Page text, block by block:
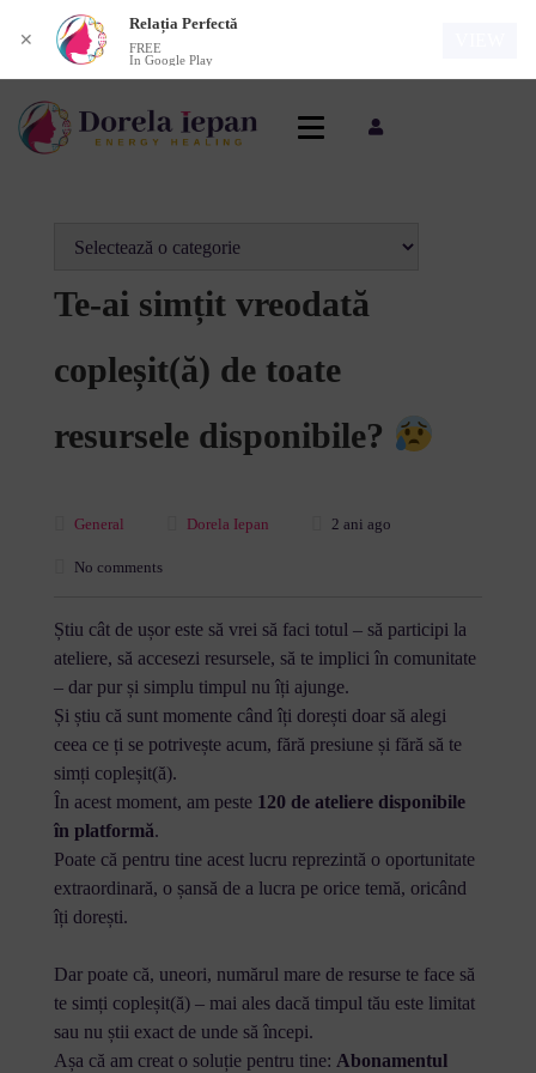
Te-ai simțit vreodată
copleșit(ă) de toate
resursele disponibile?
General Dorela Iepan 2 ani ago
No comments
Știu cât de ușor este să vrei să faci totul – să participi la
ateliere, să accesezi resursele, să te implici în comunitate
– dar pur și simplu timpul nu îți ajunge.
Și știu că sunt momente când îți dorești doar să alegi
ceea ce ți se potrivește acum, fără presiune și fără să te
simți copleșit(ă).
În acest moment, am peste 120 de ateliere disponibile
în platformă.
Poate că pentru tine acest lucru reprezintă o oportunitate
extraordinară, o șansă de a lucra pe orice temă, oricând
îți dorești.
Dar poate că, uneori, numărul mare de resurse te face să
te simți copleșit(ă) – mai ales dacă timpul tău este limitat
sau nu știi exact de unde să începi.
Așa că am creat o soluție pentru tine: Abonamentul
✕
Relația Perfectă
FREE
In Google Play